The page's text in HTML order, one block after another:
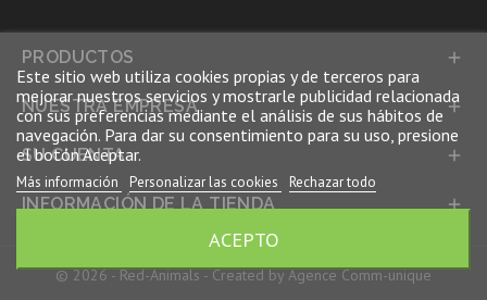
PRODUCTOS 
NUESTRA EMPRESA 
SU CUENTA 
INFORMACIÓN DE LA TIENDA 
Este sitio web utiliza cookies propias y de terceros para
mejorar nuestros servicios y mostrarle publicidad relacionada
con sus preferencias mediante el análisis de sus hábitos de
navegación. Para dar su consentimiento para su uso, presione
el botón Aceptar.
Más información Personalizar las cookies Rechazar todo
ACEPTO
© 2026 - Red-Animals -Created by Agence Comm-unique